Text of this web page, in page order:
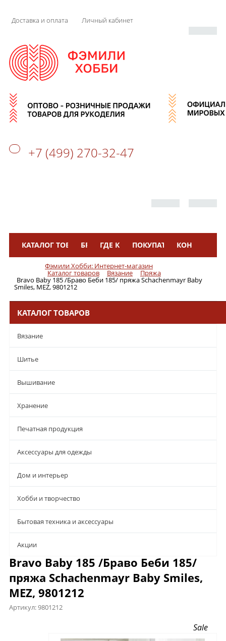
Доставка и оплата Личный кабинет
+7 (499) 270-32-47
КАТАЛОГ ТОВАРОВБРЕНДЫГДЕ КУПИТЬПОКУПАТЕЛЯМКОНТАКТЫ
Фэмили Хобби: Интернет-магазин
Каталог товаров Вязание Пряжа
Bravo Baby 185 /Браво Беби 185/ пряжа Schachenmayr Baby
Smiles, MEZ, 9801212
КАТАЛОГ ТОВАРОВ
Вязание
Шитье
Вышивание
Хранение
Печатная продукция
Аксессуары для одежды
Дом и интерьер
Хобби и творчество
Бытовая техника и аксессуары
Aкции
Bravo Baby 185 /Браво Беби 185/
пряжа Schachenmayr Baby Smiles,
MEZ, 9801212
Артикул:9801212
Sale